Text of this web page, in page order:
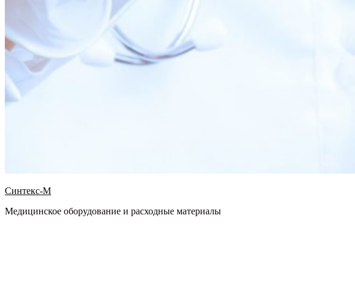
Синтекс-М
Медицинское оборудование и расходные материалы